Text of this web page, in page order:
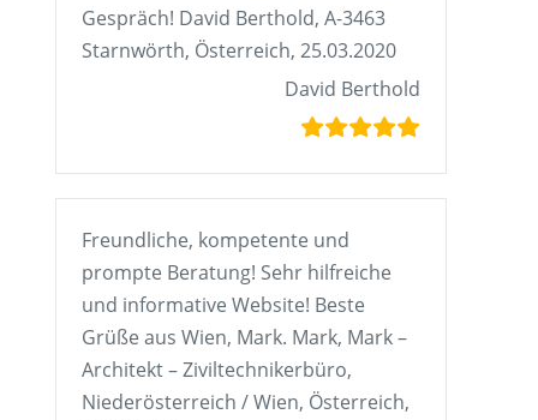
Gespräch! David Berthold, A-3463
Starnwörth, Österreich, 25.03.2020
David Berthold
Freundliche, kompetente und
prompte Beratung! Sehr hilfreiche
und informative Website! Beste
Grüße aus Wien, Mark. Mark, Mark –
Architekt – Ziviltechnikerbüro,
Niederösterreich / Wien, Österreich,